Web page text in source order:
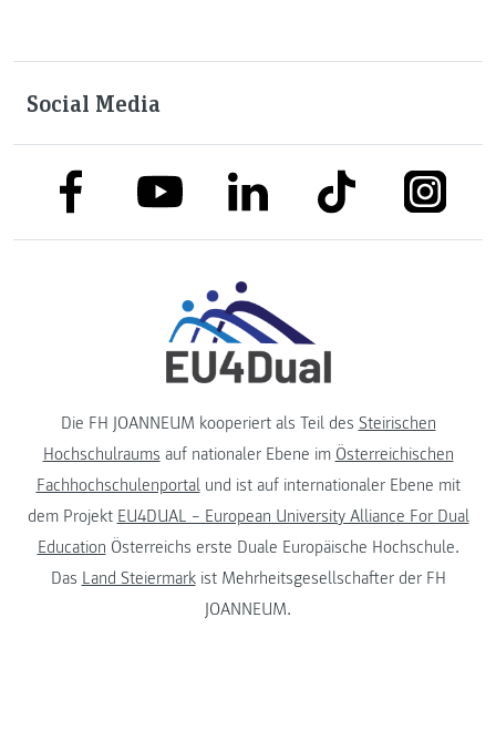
Social Media
link to facebooklink to youtubelink to linkedinlink to tiktok
Die FH JOANNEUM kooperiert als Teil des Steirischen
Hochschulraums auf nationaler Ebene im Österreichischen
Fachhochschulenportalund ist auf internationaler Ebene mit
dem Projekt EU4DUAL – European University Alliance For Dual
Education Österreichs erste Duale Europäische Hochschule.
Das Land Steiermarkist Mehrheitsgesellschafter der FH
JOANNEUM.